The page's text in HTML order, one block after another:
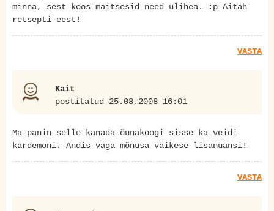
minna, sest koos maitsesid need ülihea. :p Aitäh
retsepti eest!
VASTA
Kait
postitatud 25.08.2008 16:01
Ma panin selle kanada õunakoogi sisse ka veidi
kardemoni. Andis väga mõnusa väikese lisanüansi!
VASTA